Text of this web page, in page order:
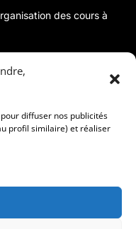
diffuser nos publicités
profil similaire) et réaliser
des cours à